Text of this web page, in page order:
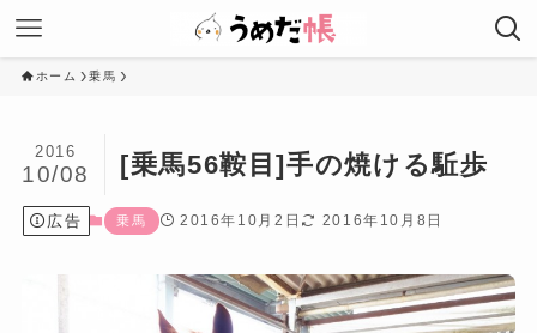
ホーム 乗馬
[乗馬56鞍目]手の焼ける駈歩
2016
10/08
広告 乗馬 2016年10月2日 2016年10月8日